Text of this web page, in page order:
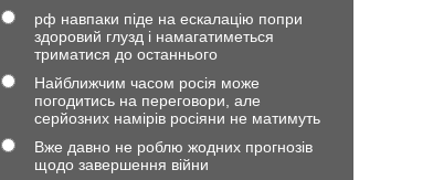
рф навпаки піде на ескалацію попри
здоровий глузд і намагатиметься
триматися до останнього
Найближчим часом росія може
погодитись на переговори, але
серйозних намірів росіяни не матимуть
Вже давно не роблю жодних прогнозів
щодо завершення війни